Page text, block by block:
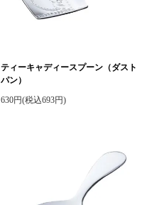
ティーキャディースプーン（ダスト
パン）
630円(税込693円)